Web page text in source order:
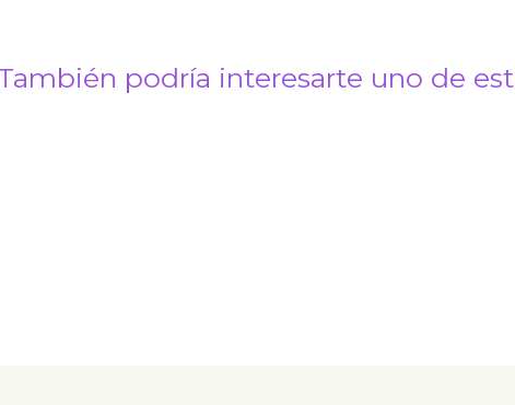
podría interesarte uno de